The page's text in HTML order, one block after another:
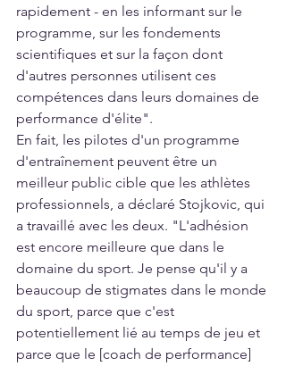
rapidement - en les informant sur le
programme, sur les fondements
scientifiques et sur la façon dont
d'autres personnes utilisent ces
compétences dans leurs domaines de
performance d'élite".
En fait, les pilotes d'un programme
d'entraînement peuvent être un
meilleur public cible que les athlètes
professionnels, a déclaré Stojkovic, qui
a travaillé avec les deux. "L'adhésion
est encore meilleure que dans le
domaine du sport. Je pense qu'il y a
beaucoup de stigmates dans le monde
du sport, parce que c'est
potentiellement lié au temps de jeu et
parce que le [coach de performance]